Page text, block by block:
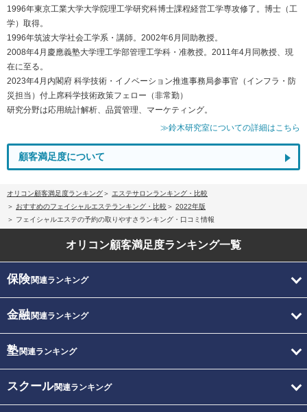
1996年東京工業大学大学院理工学研究科博士課程経営工学専攻修了。博士（工
学）取得。
1996年筑波大学社会工学系・講師。2002年6月同助教授。
2008年4月慶應義塾大学理工学部管理工学科・准教授。2011年4月同教授、現
在に至る。
2023年4月内閣府 科学技術・イノベーション推進事務局参事官（インフラ・防
災担当）付上席科学技術政策フェロー（非常勤）
研究分野は応用統計解析、品質管理、マーケティング。
≫鈴木研究室についての詳細はこちら
顧客満足度について
オリコン顧客満足度ランキング
エステサロンランキング・比較
おすすめのフェイシャルエステランキング・比較
2022年版
フェイシャルエステの予約の取りやすさランキング・口コミ情報
オリコン顧客満足度ランキング一覧
保険関連ランキング
金融関連ランキング
塾関連ランキング
スクール関連ランキング